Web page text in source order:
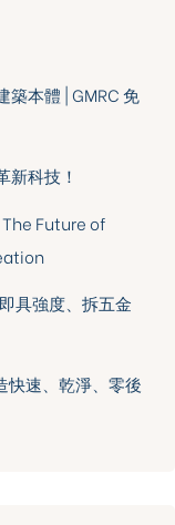
本體 | GMRC 免
新科技！
Future of
具強度、拆五金
快速、乾淨、零後